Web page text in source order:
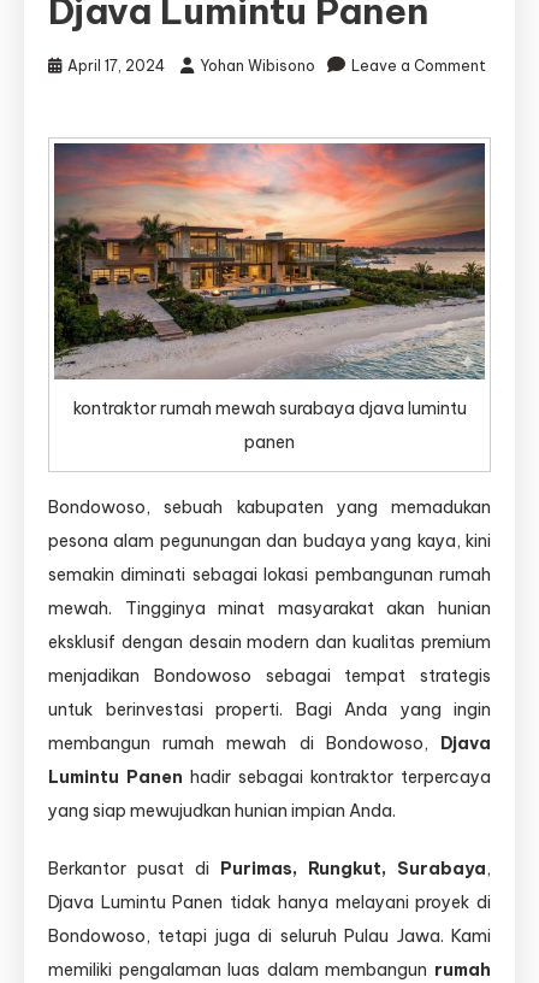
Djava Lumintu Panen
April 17, 2024 Yohan Wibisono
Leave a Comment
Rumah
Mewah
Bondowoso
–
Wujudkan
Hunian
Eksklusif
Bersama
Djava
Lumintu
kontraktor rumah mewah surabaya djava lumintu
panen
Bondowoso, sebuah kabupaten yang memadukan
pesona alam pegunungan dan budaya yang kaya, kini
semakin diminati sebagai lokasi pembangunan rumah
mewah. Tingginya minat masyarakat akan hunian
eksklusif dengan desain modern dan kualitas premium
menjadikan Bondowoso sebagai tempat strategis
untuk berinvestasi properti. Bagi Anda yang ingin
membangun rumah mewah di Bondowoso, Djava
Lumintu Panen hadir sebagai kontraktor terpercaya
yang siap mewujudkan hunian impian Anda.
Berkantor pusat di Purimas, Rungkut, Surabaya,
Djava Lumintu Panen tidak hanya melayani proyek di
Bondowoso, tetapi juga di seluruh Pulau Jawa. Kami
memiliki pengalaman luas dalam membangun rumah